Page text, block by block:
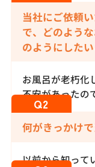
当社にご依頼
で、どのよう
のようにした
お風呂が老朽化
不安があったの
何がきっかけ
以前から知って